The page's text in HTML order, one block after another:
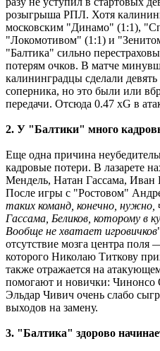
розыгрыша РПЛ. Хотя
московским "Динамо" (1:1),
"Локомотивом" (1:1) и
"Балтика" сильно
потерям очков. В матче
калининградцы сделали
соперника, но это были или
передачи. Отсюда 0.47 xG в
2. У "Балтики" много
Еще одна причина
кадровые потери. В лазарете
Мендель, Натан Гассама,
После игры с "Ростовом"
таких команд, конечно,
Гассама, Беликов, которому в
Вообще не хватает игровичков
отсутствие мозга центра поля
которого Николаю Титкову
также отражается на
помогают и новички:
Эльдар Чивич очень слабо
выходов на замену.
3. "Балтика" здорово